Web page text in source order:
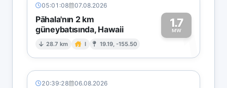
05:01:08 07.08.2026
Pāhala'nın 2 km
güneybatısında, Hawaii
28.7 km I 19.19, -155.50
1.7
MW1
20:39:28 06.08.2026